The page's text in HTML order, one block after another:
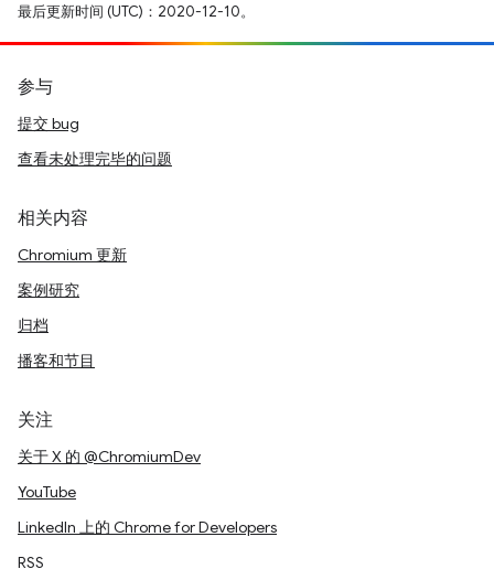
最后更新时间 (UTC)：2020-12-10。
参与
提交 bug
查看未处理完毕的问题
相关内容
Chromium 更新
案例研究
归档
播客和节目
关注
关于 X 的 @ChromiumDev
YouTube
LinkedIn 上的 Chrome for Developers
RSS